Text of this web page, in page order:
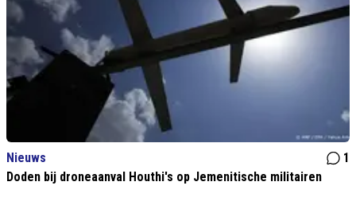
Nieuws
1
Doden bij droneaanval Houthi's op Jemenitische militairen